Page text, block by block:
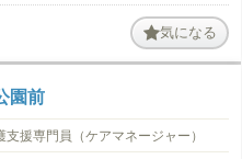
気になる
園前
支援専門員（ケアマネージャー）